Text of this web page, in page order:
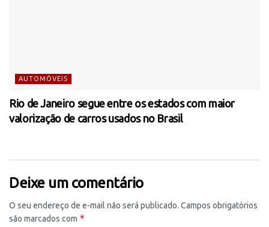
AUTOMÓVEIS
Rio de Janeiro segue entre os estados com maior
valorização de carros usados no Brasil
Deixe um comentário
O seu endereço de e-mail não será publicado. Campos obrigatórios
são marcados com *